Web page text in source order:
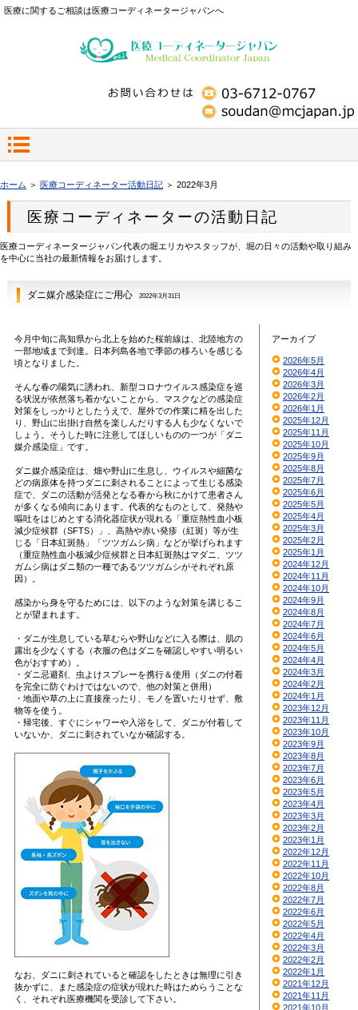
医療に関するご相談は医療コーディネータージャパンへ
ホーム ＞ 医療コーディネーター活動日記 ＞ 2022年3月
医療コーディネーターの活動日記
医療コーディネータージャパン代表の堀エリカやスタッフが、堀の日々の活動や取り組み
を中心に当社の最新情報をお届けします。
ダニ媒介感染症にご用心2022年3月31日
今月中旬に高知県から北上を始めた桜前線は、北陸地方の
一部地域まで到達。日本列島各地で季節の移ろいを感じる
頃となりました。
そんな春の陽気に誘われ、新型コロナウイルス感染症を巡
る状況が依然落ち着かないことから、マスクなどの感染症
対策をしっかりとしたうえで、屋外での作業に精を出した
り、野山に出掛け自然を楽しんだりする人も少なくないで
しょう。そうした時に注意してほしいものの一つが「ダニ
媒介感染症」です。
ダニ媒介感染症は、畑や野山に生息し、ウイルスや細菌な
どの病原体を持つダニに刺されることによって生じる感染
症で、ダニの活動が活発となる春から秋にかけて患者さん
が多くなる傾向にあります。代表的なものとして、発熱や
嘔吐をはじめとする消化器症状が現れる「重症熱性血小板
減少症候群（SFTS）」、高熱や赤い発疹（紅斑）等が生
じる「日本紅斑熱」「ツツガムシ病」などが挙げられます
（重症熱性血小板減少症候群と日本紅斑熱はマダニ、ツツ
ガムシ病はダニ類の一種であるツツガムシがそれぞれ原
因）。
感染から身を守るためには、以下のような対策を講じるこ
とが望まれます。
・ダニが生息している草むらや野山などに入る際は、肌の
露出を少なくする（衣服の色はダニを確認しやすい明るい
色がおすすめ）。
・ダニ忌避剤、虫よけスプレーを携行＆使用（ダニの付着
を完全に防ぐわけではないので、他の対策と併用）
・地面や草の上に直接座ったり、モノを置いたりせず、敷
物等を使う。
・帰宅後、すぐにシャワーや入浴をして、ダニが付着して
いないか、ダニに刺されていなか確認する。
なお、ダニに刺されていると確認をしたときは無理に引き
抜かずに、また感染症の症状が現れた時はためらうことな
く、それぞれ医療機関を受診して下さい。
アーカイブ
2026年5月
2026年4月
2026年3月
2026年2月
2026年1月
2025年12月
2025年11月
2025年10月
2025年9月
2025年8月
2025年7月
2025年6月
2025年5月
2025年4月
2025年3月
2025年2月
2025年1月
2024年12月
2024年11月
2024年10月
2024年9月
2024年8月
2024年7月
2024年6月
2024年5月
2024年4月
2024年3月
2024年2月
2024年1月
2023年12月
2023年11月
2023年10月
2023年9月
2023年8月
2023年7月
2023年6月
2023年5月
2023年4月
2023年3月
2023年2月
2023年1月
2022年12月
2022年11月
2022年10月
2022年8月
2022年7月
2022年6月
2022年5月
2022年4月
2022年3月
2022年2月
2022年1月
2021年12月
2021年11月
2021年10月